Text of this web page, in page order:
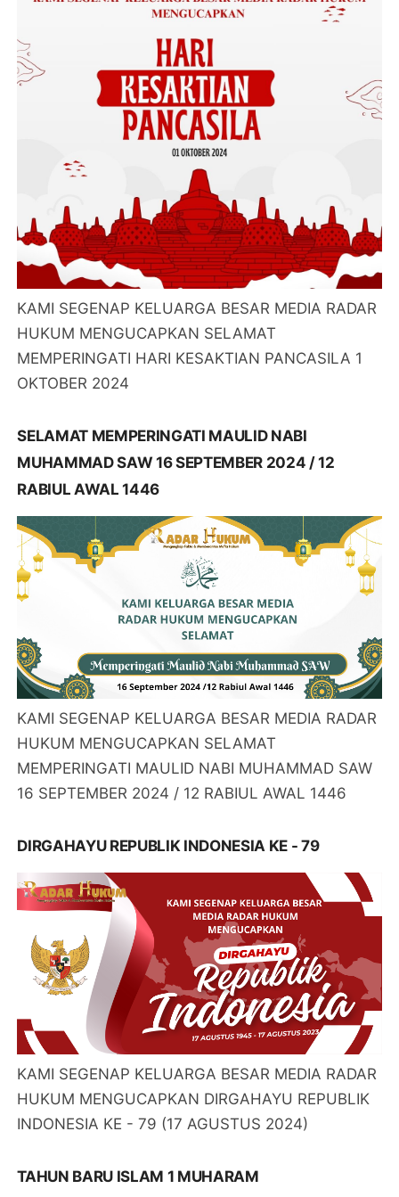
KAMI SEGENAP KELUARGA BESAR MEDIA RADAR
HUKUM MENGUCAPKAN SELAMAT
MEMPERINGATI HARI KESAKTIAN PANCASILA 1
OKTOBER 2024
SELAMAT MEMPERINGATI MAULID NABI
MUHAMMAD SAW 16 SEPTEMBER 2024 / 12
RABIUL AWAL 1446
KAMI SEGENAP KELUARGA BESAR MEDIA RADAR
HUKUM MENGUCAPKAN SELAMAT
MEMPERINGATI MAULID NABI MUHAMMAD SAW
16 SEPTEMBER 2024 / 12 RABIUL AWAL 1446
DIRGAHAYU REPUBLIK INDONESIA KE - 79
KAMI SEGENAP KELUARGA BESAR MEDIA RADAR
HUKUM MENGUCAPKAN DIRGAHAYU REPUBLIK
INDONESIA KE - 79 (17 AGUSTUS 2024)
TAHUN BARU ISLAM 1 MUHARAM